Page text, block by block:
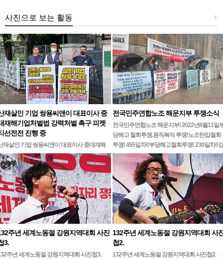
+
사진으로 보는 활동
재살인 기업 쌍용씨앤이 대표이사 중
재해기업처벌법 강력처벌 촉구 피켓
선전전 진행 중
재살인 기업 쌍용씨앤이 대표이사 중대재해
업처벌법 강력처벌 촉구민주노총 강원지역본
무기한 피켓시위 14일차고용노동부 강원지
앞 1인시위 진…
전국민주연합노조 해운지부 투쟁소식
전국민주연합노조 해운지부! 2022년8월11일
당해고 철회투쟁.원직복직 투쟁!노조탄압철회
투쟁! 455일차!!부당해고철회투쟁! 230일차!!강
릉ㆍ…
주년 세계노동절 강원지역대회 사진
3.
주년 세계노동절 강원지역대회 사진첩3.
132주년 세계노동절 강원지역대회 사
첩2.
132주년 세계노동절 강원지역대회 사진첩2.